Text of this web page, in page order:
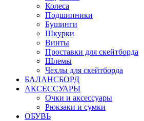
Колеса
Подшипники
Бушинги
Шкурки
Винты
Проставки для скейтборда
Шлемы
Чехлы для скейтборда
БАЛАНСБОРД
АКСЕССУАРЫ
Очки и аксессуары
Рюкзаки и сумки
ОБУВЬ